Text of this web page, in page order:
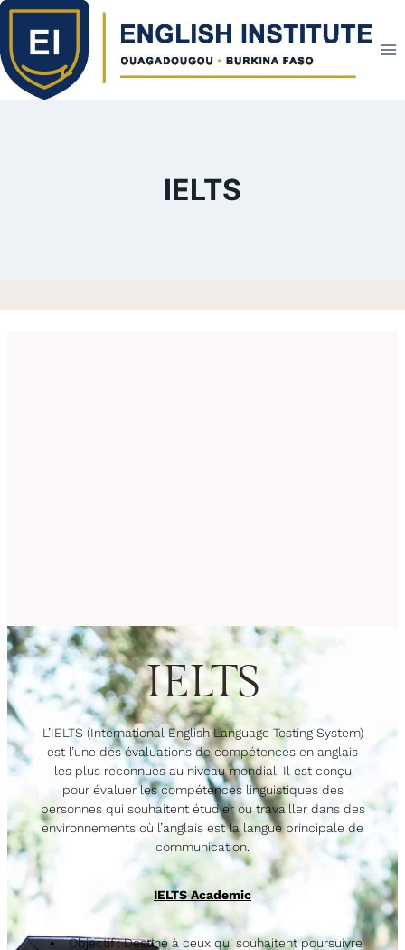
IELTS
IELTS
L’IELTS (International English Language Testing System)
est l’une des évaluations de compétences en anglais
les plus reconnues au niveau mondial. Il est conçu
pour évaluer les compétences linguistiques des
personnes qui souhaitent étudier ou travailler dans des
environnements où l’anglais est la langue principale de
communication.
IELTS Academic
Objectif : Destiné à ceux qui souhaitent poursuivre